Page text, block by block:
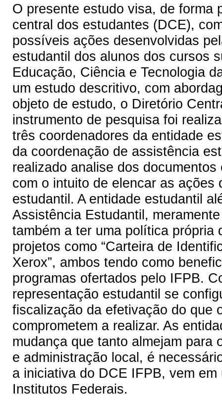
O presente estudo visa, de forma
central dos estudantes (DCE),
possíveis ações desenvolvidas
estudantil dos alunos dos cursos
Educação, Ciência e Tecnologia
um estudo descritivo, com
objeto de estudo, o Diretório
instrumento de pesquisa foi
três coordenadores da entidade
da coordenação de assistência
realizado analise dos
com o intuito de elencar as
estudantil. A entidade estudantil
Assistência Estudantil,
também a ter uma política
projetos como “Carteira de
Xerox”, ambos tendo como
programas ofertados pelo IFPB.
representação estudantil se
fiscalização da efetivação do que
comprometem a realizar. As
mudança que tanto almejam para
e administração local, é
a iniciativa do DCE IFPB, vem
Institutos Federais.